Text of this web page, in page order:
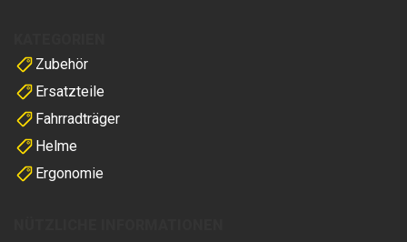
Zubehör
Ersatzteile
Fahrradträger
Helme
Ergonomie